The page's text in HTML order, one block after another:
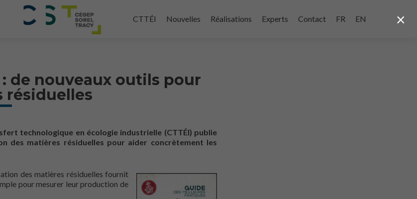
au
CTTÉI Nouvelles Réalisations Experts Contact FR EN
de nouveaux outils pour
résiduelles
technologique en écologie industrielle (CTTÉI) publie
des matières résiduelles pour aider concrètement les
des matières résiduelles fournit
pour mesurer leur production de
×